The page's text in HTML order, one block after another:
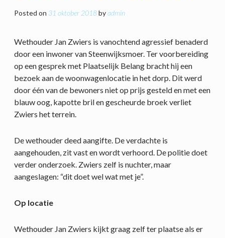
Posted on 31 oktober 2018byadmin
Wethouder Jan Zwiers is vanochtend agressief benaderd
door een inwoner van Steenwijksmoer. Ter voorbereiding
op een gesprek met Plaatselijk Belang bracht hij een
bezoek aan de woonwagenlocatie in het dorp. Dit werd
door één van de bewoners niet op prijs gesteld en met een
blauw oog, kapotte bril en gescheurde broek verliet
Zwiers het terrein.
De wethouder deed aangifte. De verdachte is
aangehouden, zit vast en wordt verhoord. De politie doet
verder onderzoek. Zwiers zelf is nuchter, maar
aangeslagen: “dit doet wel wat met je”.
Op locatie
Wethouder Jan Zwiers kijkt graag zelf ter plaatse als er